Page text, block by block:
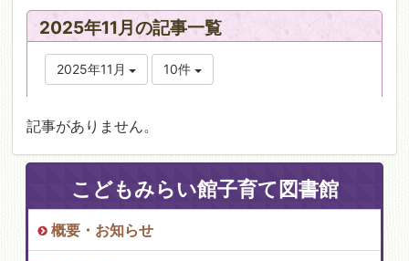
2025年11月の記事一覧
2025年11月 10件
記事がありません。
こどもみらい館子育て図書館
概要・お知らせ